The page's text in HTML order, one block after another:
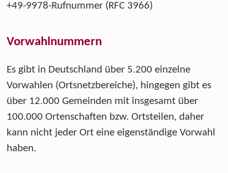
+49-9978-Rufnummer (RFC 3966)
Vorwahlnummern
Es gibt in Deutschland über 5.200 einzelne
Vorwahlen (Ortsnetzbereiche), hingegen gibt es
über 12.000 Gemeinden mit insgesamt über
100.000 Ortenschaften bzw. Ortsteilen, daher
kann nicht jeder Ort eine eigenständige Vorwahl
haben.